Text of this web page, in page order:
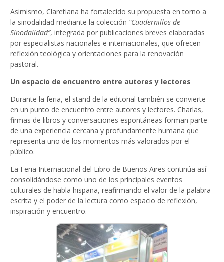
Asimismo, Claretiana ha fortalecido su propuesta en torno a
la sinodalidad mediante la colección “Cuadernillos de
Sinodalidad”, integrada por publicaciones breves elaboradas
por especialistas nacionales e internacionales, que ofrecen
reflexión teológica y orientaciones para la renovación
pastoral.
Un espacio de encuentro entre autores y lectores
Durante la feria, el stand de la editorial también se convierte
en un punto de encuentro entre autores y lectores. Charlas,
firmas de libros y conversaciones espontáneas forman parte
de una experiencia cercana y profundamente humana que
representa uno de los momentos más valorados por el
público.
La Feria Internacional del Libro de Buenos Aires continúa así
consolidándose como uno de los principales eventos
culturales de habla hispana, reafirmando el valor de la palabra
escrita y el poder de la lectura como espacio de reflexión,
inspiración y encuentro.